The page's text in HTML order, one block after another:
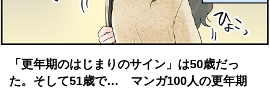
「更年期のはじまりのサイン」は50歳だっ
た。そして51歳で… マンガ100人の更年期